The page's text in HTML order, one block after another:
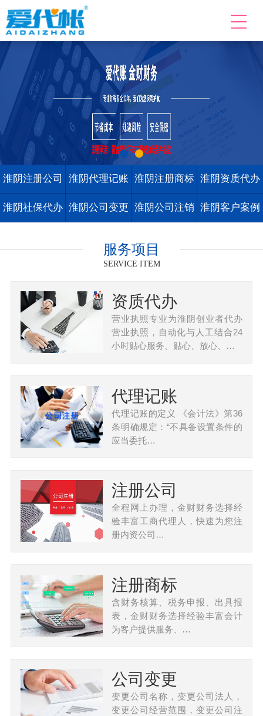
淮阴注册公司 淮阴代理记账 淮阴注册商标 淮阴资质代办
淮阴社保代办 淮阴公司变更 淮阴公司注销 淮阴客户案例
服务项目
SERVICE ITEM
资质代办
营业执照专业为淮阴创业者代办
营业执照，自动化与人工结合24
小时贴心服务、贴心、放心、…
代理记账
代理记账的定义 《会计法》第36
条明确规定：“不具备设置条件的
应当委托…
注册公司
全程网上办理，金财财务选择经
验丰富工商代理人，快速为您注
册内资公司…
注册商标
含财务核算、税务申报、出具报
表，金财财务选择经验丰富会计
为客户提供服务、…
公司变更
变更公司名称，变更公司法人，
变更公司经营范围，变更公司注